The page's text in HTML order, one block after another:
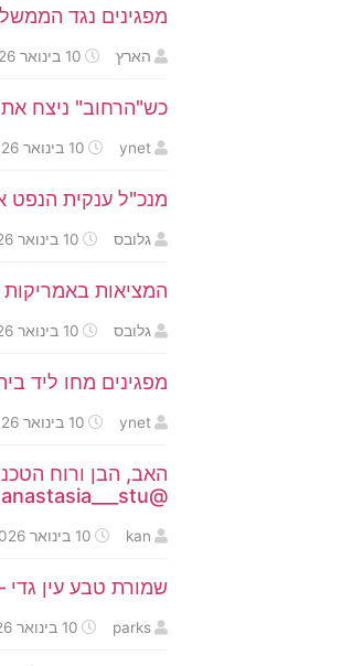
מפגינים נגד
הארץ 10 בינואר 2026
כש"הרחוב" ניצח
ynet 10 בינואר 2026
מנכ"ל ענקית הנפט
גלובס 10 בינואר 2026
המציאות
גלובס 10 בינואר 2026
מפגינים מחו ליד
ynet 10 בינואר 2026
האב, הבן ורוח
@anastasia___stu
kan 10 בינואר 2026
שמורת טבע עין גדי
parks 10 בינואר 2026